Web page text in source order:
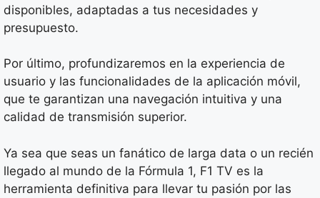
disponibles, adaptadas a tus necesidades y
presupuesto.
Por último, profundizaremos en la experiencia de
usuario y las funcionalidades de la aplicación móvil,
que te garantizan una navegación intuitiva y una
calidad de transmisión superior.
Ya sea que seas un fanático de larga data o un recién
llegado al mundo de la Fórmula 1, F1 TV es la
herramienta definitiva para llevar tu pasión por las